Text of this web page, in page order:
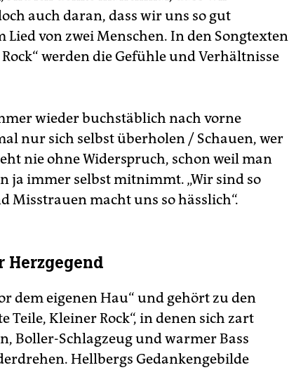
auch daran, dass wir uns so gut
Lied von zwei Menschen. In den Songtexten
werden die Gefühle und Verhältnisse
wieder buchstäblich nach vorne
nur sich selbst überholen / Schauen, wer
nie ohne Widerspruch, schon weil man
ja immer selbst mitnimmt. „Wir sind so
Misstrauen macht uns so hässlich“.
Herzgegend
dem eigenen Hau“ und gehört zu den
Teile, Kleiner Rock“, in denen sich zart
Boller-Schlagzeug und warmer Bass
Hellbergs Gedankengebilde